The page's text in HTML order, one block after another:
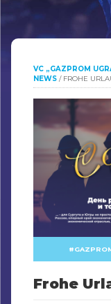
VC „GAZPROM
NEWS / FROHE
Frohe